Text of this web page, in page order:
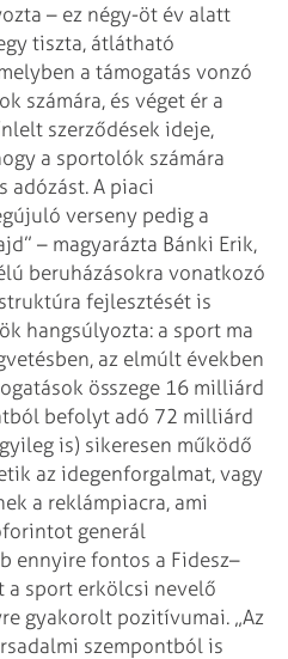
– ez négy-öt év alatt
tiszta, átlátható
a támogatás vonzó
számára, és véget ér a
szerződések ideje,
a sportolók számára
adózást. A piaci
verseny pedig a
– magyarázta Bánki Erik,
beruházásokra vonatkozó
fejlesztését is
hangsúlyozta: a sport ma
az elmúlt években
összege 16 milliárd
befolyt adó 72 milliárd
is) sikeresen működő
az idegenforgalmat, vagy
a reklámpiacra, ami
generál
ennyire fontos a Fidesz–
a sport erkölcsi nevelő
gyakorolt pozitívumai. „Az
szempontból is